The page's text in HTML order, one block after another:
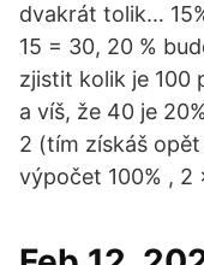
dvakrát tolik…
15 = 30, 20 %
zjistit kolik je 100
a víš, že 40 je
2 (tím získáš
výpočet 100% , 2